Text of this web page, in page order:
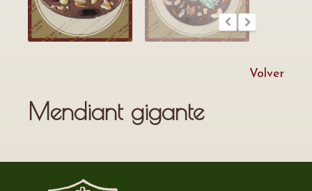
Volver
Mendiant gigante